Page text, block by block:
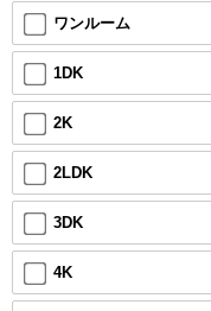
ワンルーム
1DK
2K
2LDK
3DK
4K